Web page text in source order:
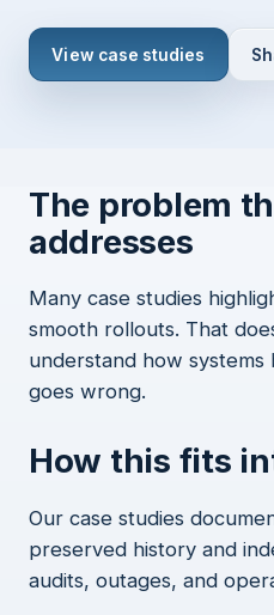
View case studies
The problem
addresses
Many case studies
smooth rollouts. That
understand how
goes wrong.
How this fits
Our case studies
preserved history and
audits, outages, and